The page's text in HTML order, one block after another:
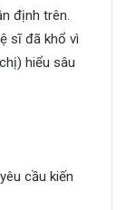
định trên.
sĩ đã khổ vì
hiểu sâu
cầu kiến